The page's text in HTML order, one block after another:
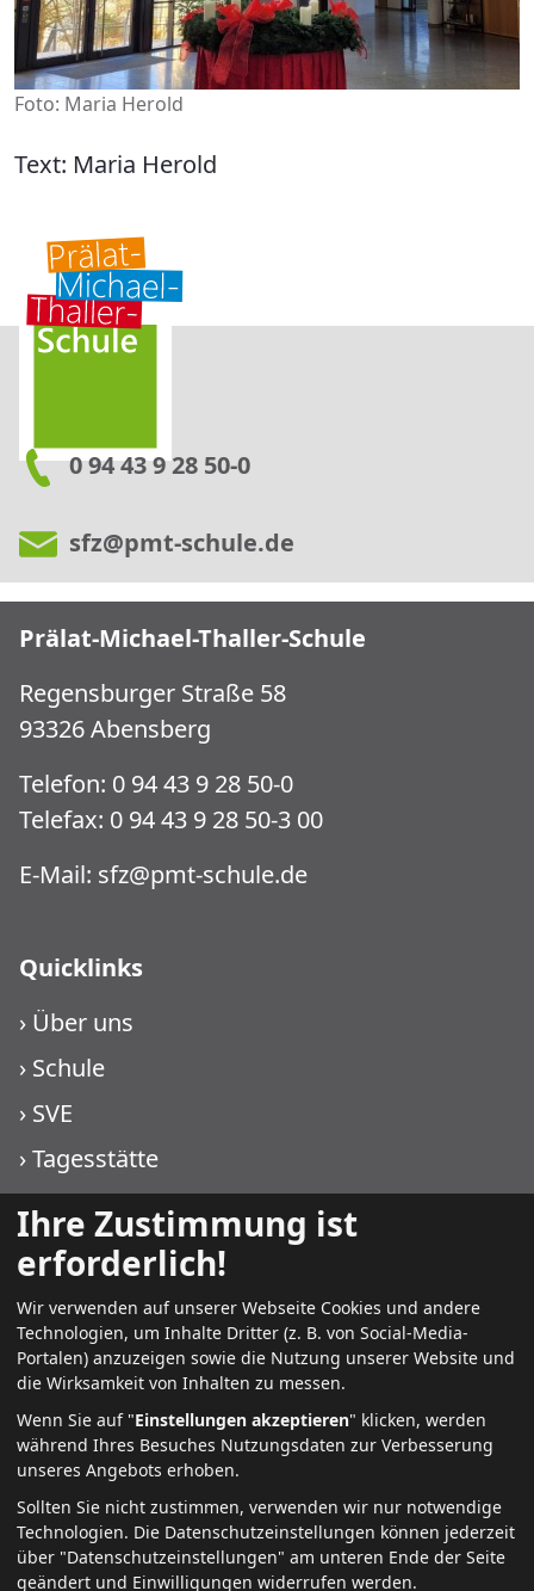
Foto: Maria Herold
Text: Maria Herold
0 94 43 9 28 50-0
sfz@pmt-schule.de
Prälat-Michael-Thaller-Schule
Regensburger Straße 58
93326 Abensberg
Telefon: 0 94 43 9 28 50-0
Telefax: 0 94 43 9 28 50-3 00
E-Mail: sfz@pmt-schule.de
Quicklinks
› Über uns
› Schule
› SVE
›Tagesstätte
›WIKO KJF
› WIKO PMT
Weitere Infos
› Kontakt
›aktuell
›Jobs + Karriere
›Datenschutz
Ihre Zustimmung ist
erforderlich!
Wir verwenden auf unserer Webseite Cookies und andere
Technologien, um Inhalte Dritter (z. B. von Social-Media-
Portalen) anzuzeigen sowie die Nutzung unserer Website und
die Wirksamkeit von Inhalten zu messen.
Wenn Sie auf "Einstellungen akzeptieren" klicken, werden
während Ihres Besuches Nutzungsdaten zur Verbesserung
unseres Angebots erhoben.
Sollten Sie nicht zustimmen, verwenden wir nur notwendige
Technologien. Die Datenschutzeinstellungen können jederzeit
über "Datenschutzeinstellungen" am unteren Ende der Seite
geändert und Einwilligungen widerrufen werden.